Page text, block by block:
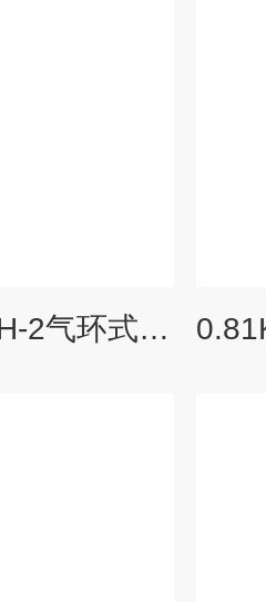
5.7KWRB-62SH-2气环式漩涡真空泵高压风机